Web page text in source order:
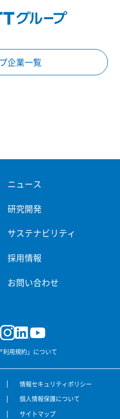
企業一覧
ニュース
研究開発
サステナビリティ
採用情報
お問い合わせ
利用規約」について
情報セキュリティポリシー
個人情報保護について
サイトマップ